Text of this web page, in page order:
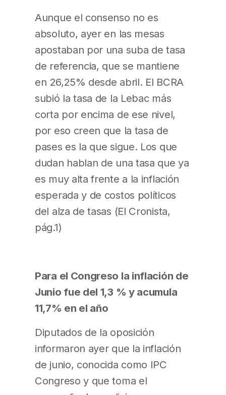
Aunque el consenso no es
absoluto, ayer en las mesas
apostaban por una suba de tasa
de referencia, que se mantiene
en 26,25% desde abril. El BCRA
subió la tasa de la Lebac más
corta por encima de ese nivel,
por eso creen que la tasa de
pases es la que sigue. Los que
dudan hablan de una tasa que ya
es muy alta frente a la inflación
esperada y de costos políticos
del alza de tasas (El Cronista,
pág.1)
Para el Congreso la inflación de
Junio fue del 1,3 % y acumula
11,7% en el año
Diputados de la oposición
informaron ayer que la inflación
de junio, conocida como IPC
Congreso y que toma el